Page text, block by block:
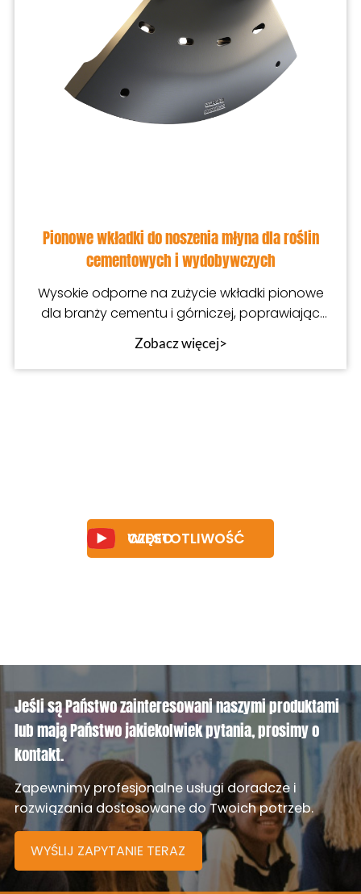
Pionowe wkładki do noszenia młyna dla roślin
cementowych i wydobywczych
Wysokie odporne na zużycie wkładki pionowe
dla branży cementu i górniczej, poprawiając
żywotność usług
Zobacz więcej>
CZĘSTOTLIWOŚĆ WIDEO
Jeśli są Państwo zainteresowani naszymi produktami
lub mają Państwo jakiekolwiek pytania, prosimy o
kontakt.
Zapewnimy profesjonalne usługi doradcze i
rozwiązania dostosowane do Twoich potrzeb.
WYŚLIJ ZAPYTANIE TERAZ